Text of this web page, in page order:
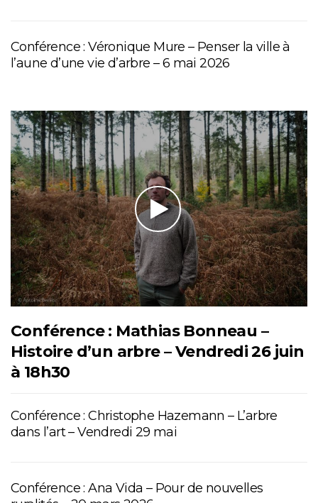
Conférence : Véronique Mure – Penser la ville à
l’aune d’une vie d’arbre – 6 mai 2026
Conférence : Mathias Bonneau –
Histoire d’un arbre – Vendredi 26 juin
à 18h30
Conférence : Christophe Hazemann – L’arbre
dans l’art – Vendredi 29 mai
Conférence : Ana Vida – Pour de nouvelles